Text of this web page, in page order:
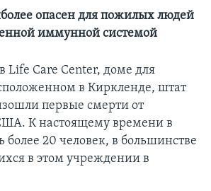
опасен для пожилых людей
иммунной системой
Life Care Center, доме для
в Киркленде, штат
первые смерти от
К настоящему времени в
более 20 человек, в большинстве
в этом учреждении в